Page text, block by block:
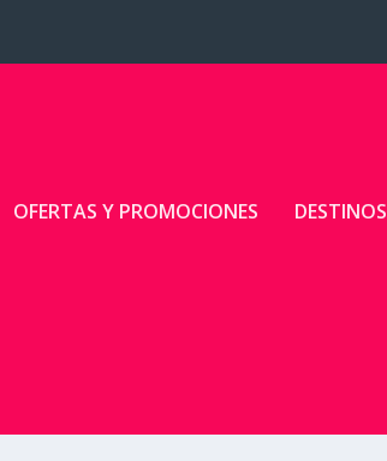
OFERTAS Y PROMOCIONES DESTINOS